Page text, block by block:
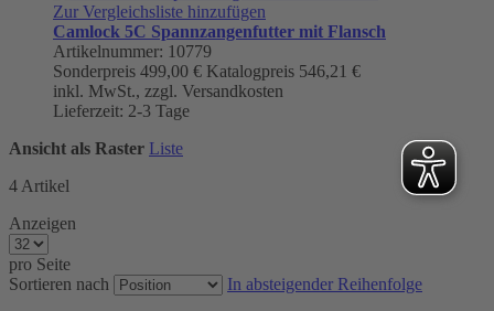
Zur Vergleichsliste hinzufügen
Camlock 5C Spannzangenfutter mit Flansch
Artikelnummer: 10779
Sonderpreis 499,00 € Katalogpreis 546,21 €
inkl. MwSt., zzgl. Versandkosten
Lieferzeit: 2-3 Tage
Ansicht als Raster Liste
4 Artikel
Anzeigen
pro Seite
Sortieren nach
In absteigender Reihenfolge